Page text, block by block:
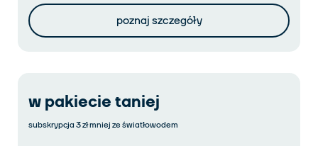
poznaj szczegóły
w pakiecie taniej
subskrypcja 3 zł mniej ze światłowodem